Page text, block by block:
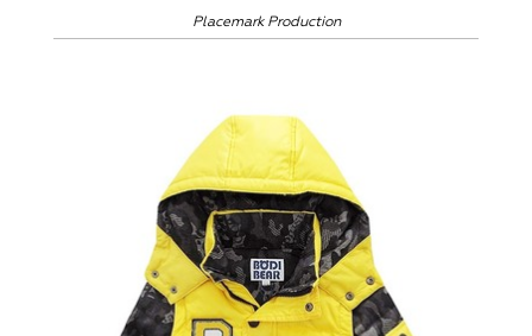
Placemark Production